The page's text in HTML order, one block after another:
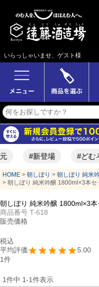
いらっしゃいませ、ゲスト様
#新登場 #どむ
HOME 朝しぼり
朝しぼり 純米
朝しぼり 純米吟醸 1800ml×3本セ
朝しぼり 純米吟醸 1800ml×3本
商品番号 T-618
販売価格
税込
5.00
1
1件中 1-1件表示